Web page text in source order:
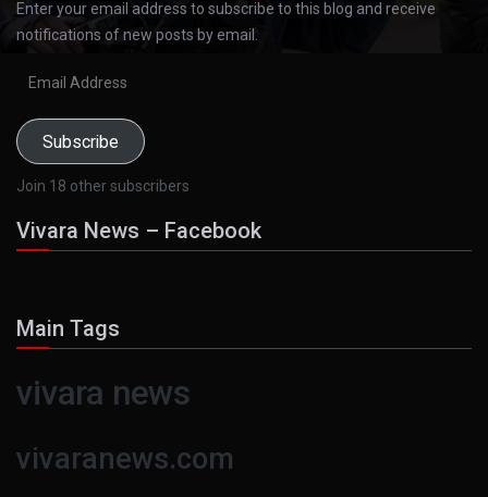
Enter your email address to subscribe to this blog and receive
notifications of new posts by email.
Subscribe
Join 18 other subscribers
Vivara News – Facebook
Main Tags
vivara news
vivaranews.com